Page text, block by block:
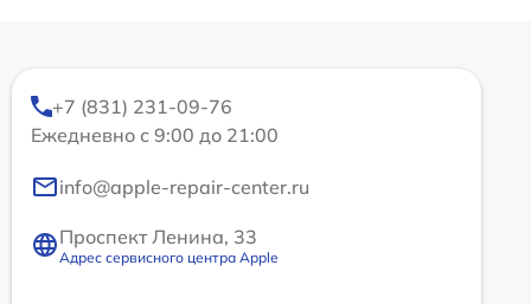
+7 (831) 231-09-76
Ежедневно с 9:00 до 21:00
info@apple-repair-center.ru
Проспект Ленина, 33
Адрес сервисного центра Apple